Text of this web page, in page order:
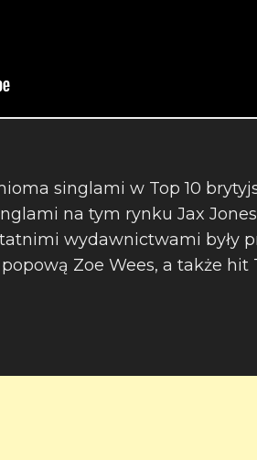
singlami w Top 10
na tym rynku Jax
wydawnictwami były
Zoe Wees, a także hit